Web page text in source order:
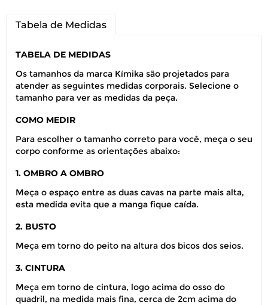
Tabela de Medidas
TABELA DE MEDIDAS
Os tamanhos da marca Kímika são projetados para
atender as seguintes medidas corporais. Selecione o
tamanho para ver as medidas da peça.
COMO MEDIR
Para escolher o tamanho correto para você, meça o seu
corpo conforme as orientações abaixo:
1. OMBRO A OMBRO
Meça o espaço entre as duas cavas na parte mais alta,
esta medida evita que a manga fique caída.
2. BUSTO
Meça em torno do peito na altura dos bicos dos seios.
3. CINTURA
Meça em torno de cintura, logo acima do osso do
quadril, na medida mais fina, cerca de 2cm acima do